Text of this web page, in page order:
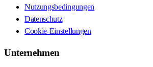
Nutzungsbedingungen
Datenschutz
Cookie-Einstellungen
Unternehmen